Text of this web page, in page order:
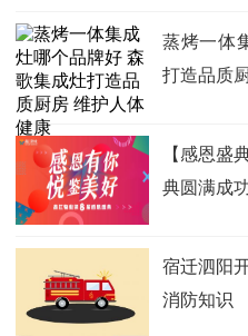
蒸烤一体
打造品质
【感恩盛
典圆满成功
宿迁泗阳
消防知识